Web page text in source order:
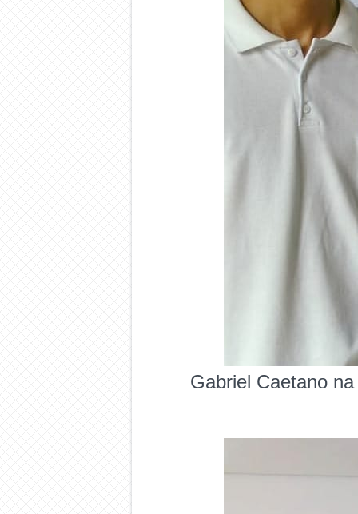
Gabriel Caetano